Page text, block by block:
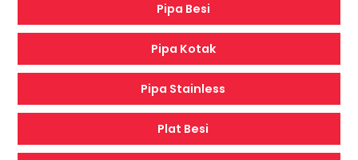
Pipa Besi
Pipa Kotak
Pipa Stainless
Plat Besi